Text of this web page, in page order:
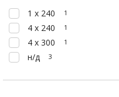
1 х 240 1
4 х 240 1
4 х 300 1
н/д 3